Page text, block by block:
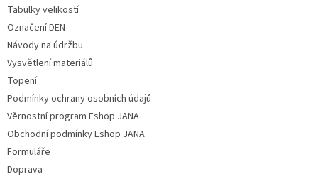
Tabulky velikostí
Označení DEN
Návody na údržbu
Vysvětlení materiálů
Topení
Podmínky ochrany osobních údajů
Věrnostní program Eshop JANA
Obchodní podmínky Eshop JANA
Formuláře
Doprava